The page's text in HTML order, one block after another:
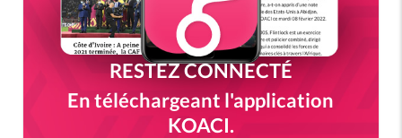
RESTEZ CONNECTÉ
En téléchargeant l'application
KOACI.